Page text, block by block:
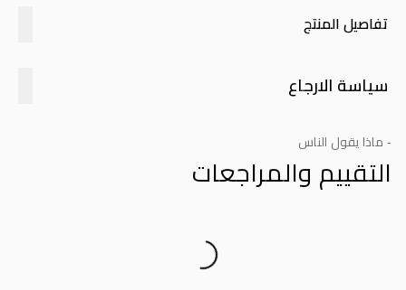
تفاصيل المنتج
سياسة الارجاع
- ماذا يقول الناس
التقييم والمراجعات